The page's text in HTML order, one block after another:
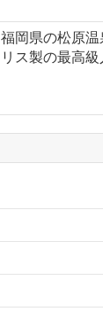
福岡県の松原
リス製の最高